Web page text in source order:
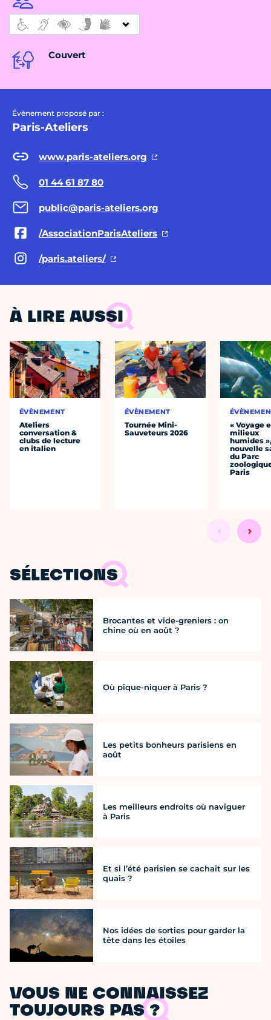
Couvert
Évènement proposé par :
Paris-Ateliers
www.paris-ateliers.org
01 44 61 87 80
public@paris-ateliers.org
/AssociationParisAteliers
/paris.ateliers/
À LIRE AUSSI
ÉVÈNEMENT
Ateliers
conversation &
clubs de lecture
en italien
ÉVÈNEMENT
Tournée Mini-
Sauveteurs 2026
« Voyage
milieux
humides
nouvelle
du Parc
Paris
SÉLECTIONS
Brocantes et vide-greniers : on
chine où en août ?
Où pique-niquer à Paris ?
Les petits bonheurs parisiens en
août
Les meilleurs endroits où naviguer
à Paris
Et si l’été parisien se cachait sur les
quais ?
Nos idées de sorties pour garder la
tête dans les étoiles
VOUS NE CONNAISSEZ
TOUJOURS PAS ?